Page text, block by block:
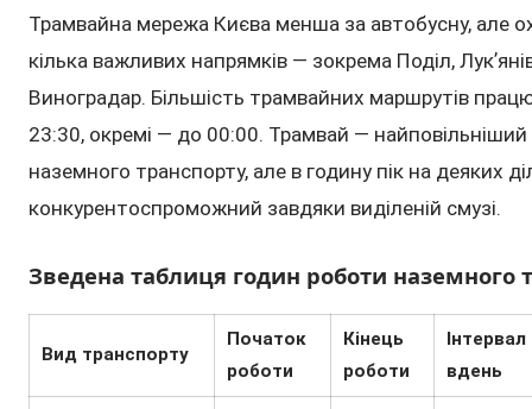
Трамвайна мережа Києва менша за автобусну, але
кілька важливих напрямків — зокрема Поділ,
Виноградар. Більшість трамвайних маршрутів
23:30, окремі — до 00:00. Трамвай —
наземного транспорту, але в годину пік на деяких
конкурентоспроможний завдяки виділеній смузі.
Зведена таблиця годин роботи наземного
Вид транспорту
Початок
роботи
Кінець
роботи
Інтервал
вдень